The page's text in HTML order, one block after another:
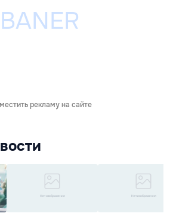
рекламу на сайте